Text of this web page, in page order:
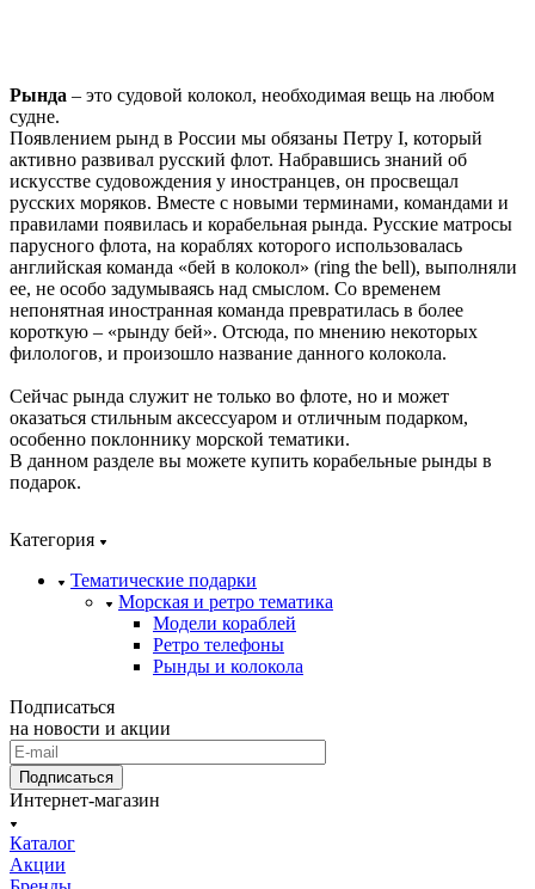
Рында – это судовой колокол, необходимая вещь на любом
судне.
Появлением рынд в России мы обязаны Петру I, который
активно развивал русский флот. Набравшись знаний об
искусстве судовождения у иностранцев, он просвещал
русских моряков. Вместе с новыми терминами, командами и
правилами появилась и корабельная рында. Русские матросы
парусного флота, на кораблях которого использовалась
английская команда «бей в колокол» (ring the bell), выполняли
ее, не особо задумываясь над смыслом. Со временем
непонятная иностранная команда превратилась в более
короткую – «рынду бей». Отсюда, по мнению некоторых
филологов, и произошло название данного колокола.
Сейчас рында служит не только во флоте, но и может
оказаться стильным аксессуаром и отличным подарком,
особенно поклоннику морской тематики.
В данном разделе вы можете купить корабельные рынды в
подарок.
Категория
Тематические подарки
Морская и ретро тематика
Модели кораблей
Ретро телефоны
Рынды и колокола
Подписаться
на новости и акции
Подписаться
Интернет-магазин
Каталог
Акции